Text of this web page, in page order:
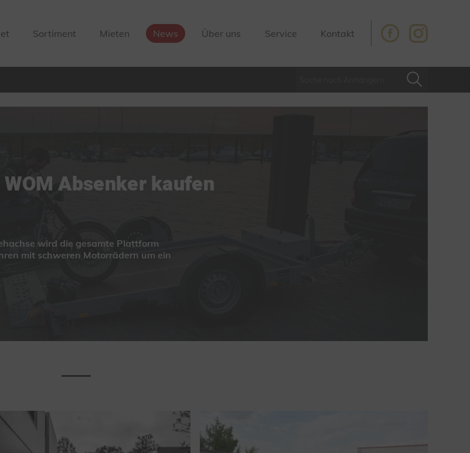
Sortiment Mieten News Über uns Service Kontakt
Absenker kaufen
wird die gesamte Plattform
mit schweren Motorrädern um ein